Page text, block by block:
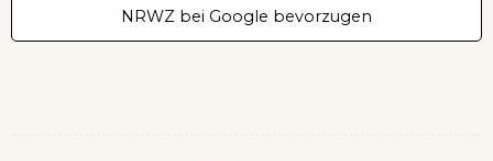
NRWZ bei Google bevorzugen